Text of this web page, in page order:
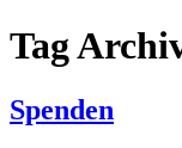
Tag
Spenden